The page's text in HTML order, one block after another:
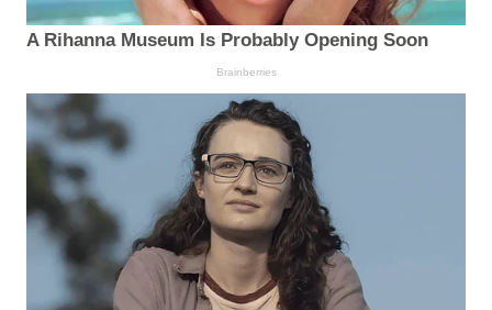
A Rihanna Museum Is Probably Opening Soon
Brainberries